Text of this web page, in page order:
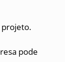
projeto.
pode